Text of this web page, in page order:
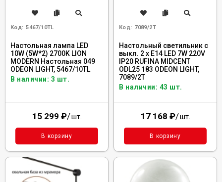
Код: 5467/10TL
Настольная лампа LED
10W (5W*2) 2700K LION
MODERN Настольная 049
ODEON LIGHT, 5467/10TL
В наличии: 3 шт.
15 299 ₽/шт.
В корзину
Код: 7089/2T
Настольный светильник с
выкл. 2 x E14 LED 7W 220V
IP20 RUFINA MIDCENT
ODL25 183 ODEON LIGHT,
7089/2T
В наличии: 43 шт.
17 168 ₽/шт.
В корзину